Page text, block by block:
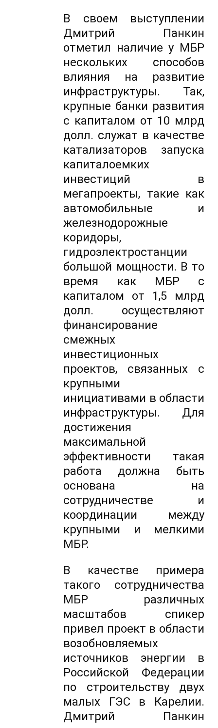
В своем выступлении
Дмитрий Панкин
отметил наличие у МБР
нескольких способов
влияния на развитие
инфраструктуры. Так,
крупные банки развития
с капиталом от 10 млрд
долл. служат в качестве
катализаторов запуска
капиталоемких
инвестиций в
мегапроекты, такие как
автомобильные и
железнодорожные
коридоры,
гидроэлектростанции
большой мощности. В то
время как МБР с
капиталом от 1,5 млрд
долл. осуществляют
финансирование
смежных
инвестиционных
проектов, связанных с
крупными
инициативами в области
инфраструктуры. Для
достижения
максимальной
эффективности такая
работа должна быть
основана на
сотрудничестве и
координации между
крупными и мелкими
МБР.
В качестве примера
такого сотрудничества
МБР различных
масштабов спикер
привел проект в области
возобновляемых
источников энергии в
Российской Федерации
по строительству двух
малых ГЭС в Карелии.
Дмитрий Панкин